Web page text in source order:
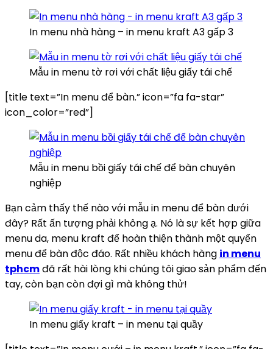
In menu nhà hàng – in menu kraft A3 gấp 3
Mẫu in menu tờ rơi với chất liệu giấy tái chế
[title text=”In menu để bàn.” icon=”fa fa-star”
icon_color=”red”]
Mẫu in menu bồi giấy tái chế để bàn chuyên
nghiệp
Bạn cảm thấy thế nào với mẫu in menu để bàn dưới
đây? Rất ấn tượng phải không ạ. Nó là sự kết hợp giữa
menu da, menu kraft để hoàn thiện thành một quyển
menu để bàn độc đáo. Rất nhiều khách hàng in menu
tphcmđã rất hài lòng khi chúng tôi giao sản phẩm đến
tay, còn bạn còn đợi gì mà không thử!
In menu giấy kraft – in menu tại quầy